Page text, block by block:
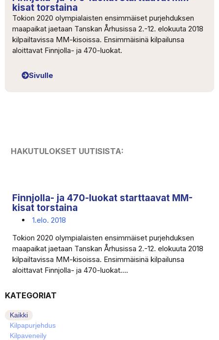
kisat torstaina
Tokion 2020 olympialaisten ensimmäiset purjehduksen
maapaikat jaetaan Tanskan Århusissa 2.-12. elokuuta 2018
kilpailtavissa MM-kisoissa. Ensimmäisinä kilpailunsa
aloittavat Finnjolla- ja 470-luokat.
Sivulle
HAKUTULOKSET UUTISISTA:
Finnjolla- ja 470-luokat starttaavat MM-
kisat torstaina
1.elo. 2018
Tokion 2020 olympialaisten ensimmäiset purjehduksen
maapaikat jaetaan Tanskan Århusissa 2.-12. elokuuta 2018
kilpailtavissa MM-kisoissa. Ensimmäisinä kilpailunsa
aloittavat Finnjolla- ja 470-luokat....
KATEGORIAT
Kilpapurjehdus
Kilpaveneily
Kaikki